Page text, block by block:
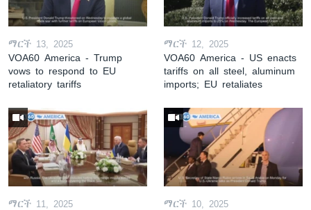
ማርች 13, 2025
VOA60 America - Trump
vows to respond to EU
retaliatory tariffs
ማርች 12, 2025
VOA60 America - US enacts
tariffs on all steel, aluminum
imports; EU retaliates
ማርች 11, 2025 ማርች 10, 2025